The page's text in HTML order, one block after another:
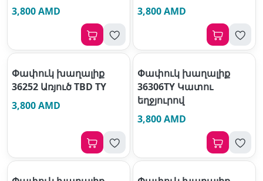
3,800 AMD
3,800 AMD
Փափուկ խաղալիք
36252 Առյուծ TBD TY
3,800 AMD
Փափուկ խաղալիք
36306TY Կատու
եղջյուրով
3,800 AMD